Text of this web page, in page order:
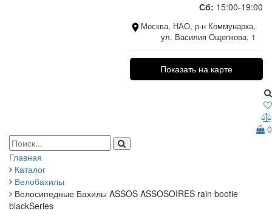
Сб: 15:00-19:00
Москва, НАО, р-н Коммунарка,
ул. Василия Ощепкова, 1
Показать на карте
0
Главная
Каталог
Велобахилы
Велосипедные Бахилы ASSOS ASSOSOIRES rain bootie
blackSeries